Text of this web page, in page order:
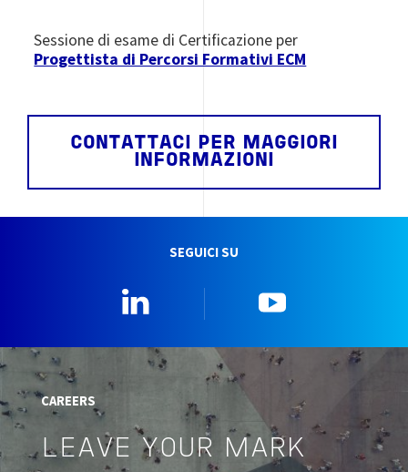
Sessione di esame di Certificazione per
Progettista di Percorsi Formativi ECM
CONTATTACI PER MAGGIORI
INFORMAZIONI
SEGUICI SU
CAREERS
LEAVE YOUR MARK